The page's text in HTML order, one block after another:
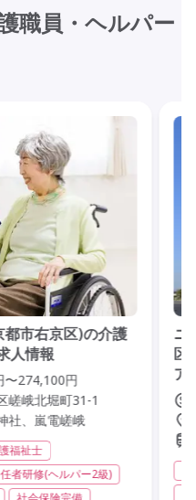
職員・ヘルパー
市右京区)の介護
人情報
〜274,100円
嵯峨北堀町31-1
社、嵐電嵯峨
福祉士
者研修(ヘルパー2級)
ニ
区
ア